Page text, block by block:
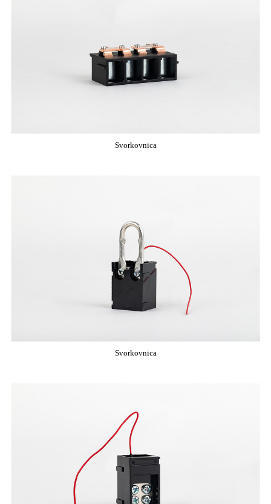
Svorkovnica
Svorkovnica